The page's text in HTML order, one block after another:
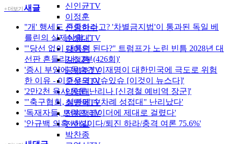
신인균TV
이정훈
신의한수
손상대TV
강미은
강철환
공병호TV
고성국TV
양영태
최병묵TV
전원책TV
전한길
박찬종
+ 더보기새글
''개' 행세도 존중하라고? '차별금지법'이 통과된 독일 베
를린의 실제상황. "
'"당선 없이 대통령 된다?" 트럼프가 노린 빈틈 2028년 대
선판 흔들리나 | 2부(426회)'
'증시 부양에 목숨건 이재명이 대한민국에 극도로 위험
한 이유 - 이준우의 이슈있슈 [이것이 뉴스다]'
'2만2천 육사 동문 난리나 [신경철 예비역 장군]'
'"축구협회, 심판에 수차례 성접대" 난리났다'
'독재자들, 트럼프 레이더에 제대로 걸렸다'
'안규백 의혹 사실이다/퇴진 하라/충격 여론 75.6%'